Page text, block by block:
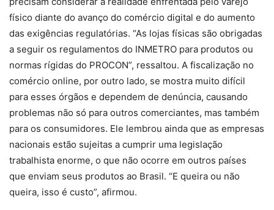
físico diante do avanço do comércio digital e do aumento
das exigências regulatórias. “As lojas físicas são obrigadas
a seguir os regulamentos do INMETRO para produtos ou
normas rígidas do PROCON”, ressaltou. A fiscalização no
comércio online, por outro lado, se mostra muito difícil
para esses órgãos e dependem de denúncia, causando
problemas não só para outros comerciantes, mas também
para os consumidores. Ele lembrou ainda que as empresas
nacionais estão sujeitas a cumprir uma legislação
trabalhista enorme, o que não ocorre em outros países
que enviam seus produtos ao Brasil. “E queira ou não
queira, isso é custo”, afirmou.